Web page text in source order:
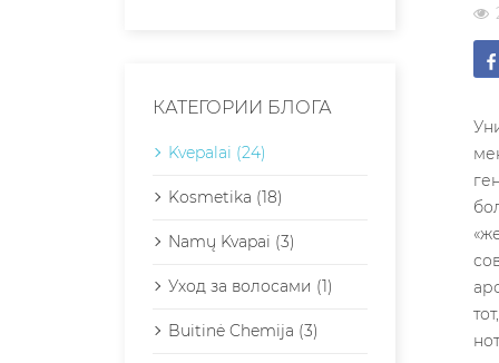
КАТЕГОРИИ БЛОГА
Kvepalai (24)
Kosmetika (18)
Namų Kvapai (3)
Уход за волосами (1)
Buitinė Chemija (3)
Универсальные ароматы унисекс: парфюмерная революция для всех Мир моды и красоты постоянно меняется, и одним из самых ярких изменений последних лет стало разрушение традиционных гендерных границ в парфюмерной индустрии. Универсальные унисекс-ароматы занимают